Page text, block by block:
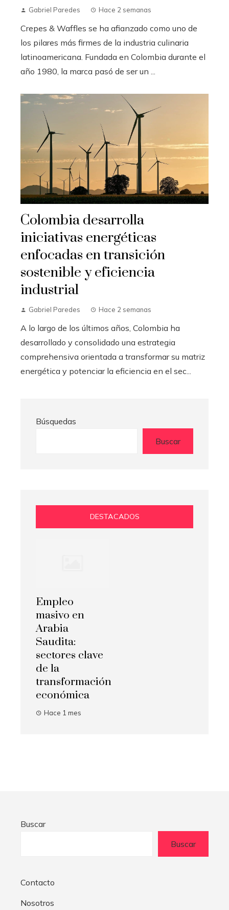
Gabriel Paredes Hace 2 semanas
Crepes & Waffles se ha afianzado como uno de
los pilares más firmes de la industria culinaria
latinoamericana. Fundada en Colombia durante el
año 1980, la marca pasó de ser un ...
Colombia desarrolla
iniciativas energéticas
enfocadas en transición
sostenible y eficiencia
industrial
Gabriel Paredes Hace 2 semanas
A lo largo de los últimos años, Colombia ha
desarrollado y consolidado una estrategia
comprehensiva orientada a transformar su matriz
energética y potenciar la eficiencia en el sec...
Búsquedas
Buscar
DESTACADOS
Empleo
masivo en
Arabia
Saudita:
sectores clave
de la
transformación
económica
Hace 1 mes
Buscar
Buscar
Contacto
Nosotros